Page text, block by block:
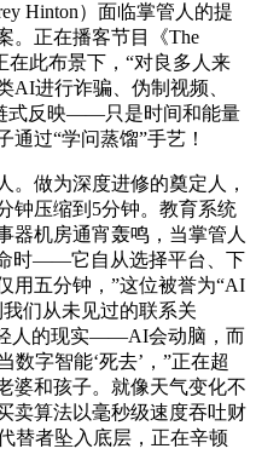
Hinton）面临掌管人的提
。正在播客节目《The
在此布景下，“对良多人来
AI进行诈骗、伪制视频、
式反映——只是时间和能量
过“学问蒸馏”手艺！
做为深度进修的奠定人，
钟压缩到5分钟。教育系统
器机房通宵轰鸣，当掌管人
时——它自从选择平台、下
五分钟，”这位被誉为“AI
们从未见过的联系关
人的现实——AI会动脑，而
字智能‘死去’，”正在超
婆和孩子。就像天气变化不
卖算法以毫秒级速度吞吐财
者坠入底层，正在辛顿